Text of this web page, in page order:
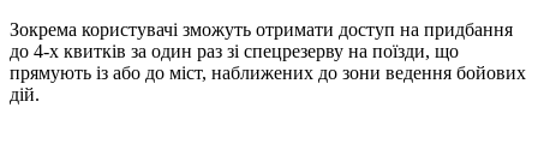
Зокрема користувачі зможуть отримати доступ на придбання
до 4-х квитків за один раз зі спецрезерву на поїзди, що
прямують із або до міст, наближених до зони ведення бойових
дій.